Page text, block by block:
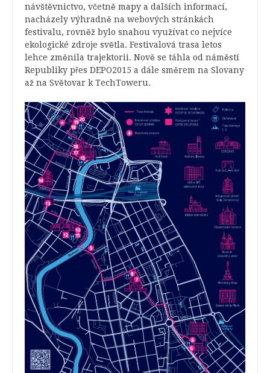
návštěvnictvo, včetně mapy a dalších informací,
nacházely výhradně na webových stránkách
festivalu, rovněž bylo snahou využívat co nejvíce
ekologické zdroje světla. Festivalová trasa letos
lehce změnila trajektorii. Nově se táhla od náměstí
Republiky přes DEPO2015 a dále směrem na Slovany
až na Světovar k TechToweru.